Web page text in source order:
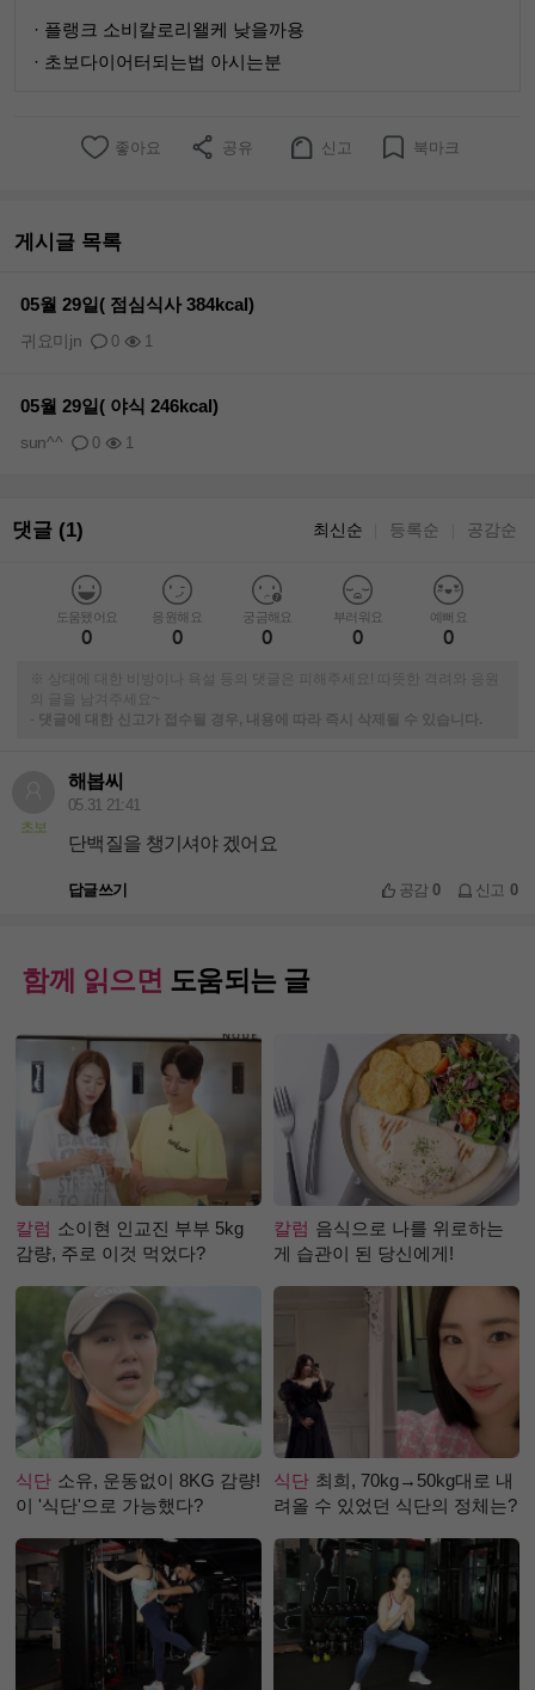
· 플랭크 소비칼로리왤케 낮을까용
· 초보다이어터되는법 아시는분
좋아요 공유 신고 북마크
게시글 목록
05월 29일( 점심식사 384kcal)
0 1
귀요미jn
05월 29일( 야식 246kcal)
0 1
sun^^
댓글 (1) 최신순 등록순 공감순
도움됐어요
0
응원해요
0
궁금해요
0
부러워요
0
예뻐요
0
※ 상대에 대한 비방이나 욕설 등의 댓글은 피해주세요! 따뜻한 격려와 응원
-
댓글에 대한 신고가 접수될 경우, 내용에 따라 즉시 삭제될 수 있습니다.
초보
해봅씨
05.31 21:41
단백질을 챙기셔야 겠어요
답글쓰기 공감0 신고 0
함께 읽으면 도움되는 글
칼럼 소이현 인교진 부부 5kg
감량, 주로 이것 먹었다?
칼럼 음식으로 나를 위로하는
게 습관이 된 당신에게!
식단 소유, 운동없이 8KG 감량!
이 '식단'으로 가능했다?
식단 최희, 70kg→50kg대로 내
려올 수 있었던 식단의 정체는?